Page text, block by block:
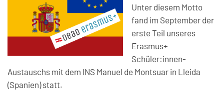
Unter diesem Motto
fand im September der
erste Teil unseres
Erasmus+
Schüler:innen-
Austauschs mit dem INS Manuel de Montsuar in Lleida
(Spanien) statt.